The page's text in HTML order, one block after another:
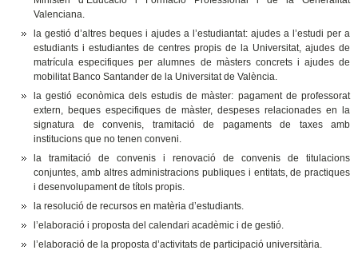
Valenciana.
la gestió d’altres beques i ajudes a l’estudiantat: ajudes a l’estudi per a
estudiants i estudiantes de centres propis de la Universitat, ajudes de
matrícula especifiques per alumnes de màsters concrets i ajudes de
mobilitat Banco Santander de la Universitat de València.
la gestió econòmica dels estudis de màster: pagament de professorat
extern, beques especifiques de màster, despeses relacionades en la
signatura de convenis, tramitació de pagaments de taxes amb
institucions que no tenen conveni.
la tramitació de convenis i renovació de convenis de titulacions
conjuntes, amb altres administracions publiques i entitats, de practiques
i desenvolupament de títols propis.
la resolució de recursos en matèria d’estudiants.
l’elaboració i proposta del calendari acadèmic i de gestió.
l’elaboració de la proposta d’activitats de participació universitària.